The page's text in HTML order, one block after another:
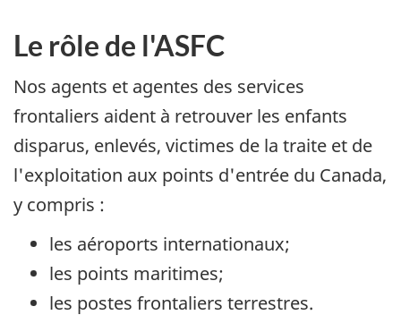
Le rôle de l'ASFC
Nos agents et agentes des services
frontaliers aident à retrouver les enfants
disparus, enlevés, victimes de la traite et de
l'exploitation aux points d'entrée du Canada,
y compris :
les aéroports internationaux;
les points maritimes;
les postes frontaliers terrestres.